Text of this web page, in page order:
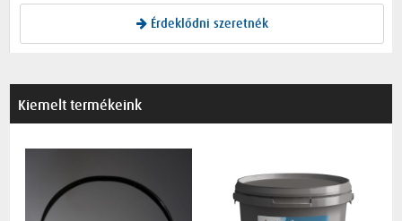
Érdeklődni szeretnék
Kiemelt termékeink